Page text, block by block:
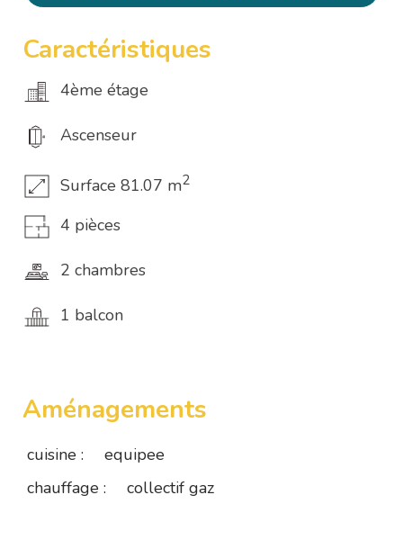
Caractéristiques
4ème étage
Ascenseur
Surface 81.07 m2
4 pièces
2 chambres
1 balcon
Aménagements
cuisine :
equipee
chauffage :
collectif gaz